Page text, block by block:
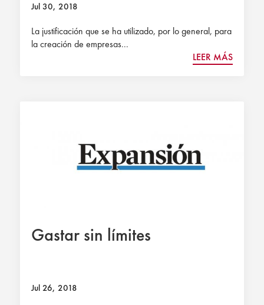
Jul 30, 2018
La justificación que se ha utilizado, por lo general, para
la creación de empresas...
LEER MÁS
Gastar sin límites
Jul 26, 2018